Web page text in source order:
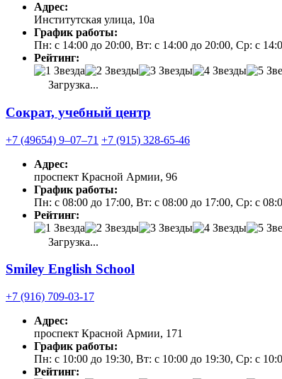
Адрес:
Институтская улица, 10а
График работы:
Пн: с 14:00 до 20:00, Вт: с 14:00 до 20:00, Ср: с
Рейтинг:
Загрузка...
Сократ, учебный центр
+7 (49654) 9‒07‒71 +7 (915) 328-65-46
Адрес:
проспект Красной Армии, 96
График работы:
Пн: с 08:00 до 17:00, Вт: с 08:00 до 17:00, Ср: с
Рейтинг:
Загрузка...
Smiley English School
+7 (916) 709-03-17
Адрес:
проспект Красной Армии, 171
График работы:
Пн: с 10:00 до 19:30, Вт: с 10:00 до 19:30, Ср: с
Рейтинг: